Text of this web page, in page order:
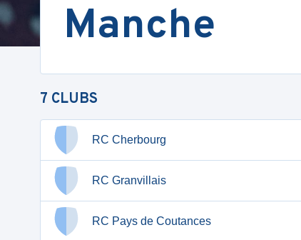
Manche
7 CLUBS
RC Cherbourg
RC Granvillais
RC Pays de Coutances